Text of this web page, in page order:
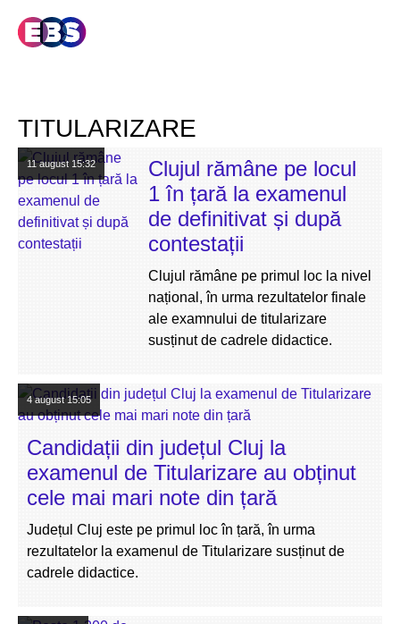
TITULARIZARE
11 august 15:32
Clujul rămâne pe locul
1 în țară la examenul
de definitivat și după
contestații
Clujul rămâne pe primul loc la nivel
național, în urma rezultatelor finale
ale examnului de titularizare
susținut de cadrele didactice.
4 august15:05
Candidații din județul Cluj la
examenul de Titularizare au obținut
cele mai mari note din țară
Județul Cluj este pe primul loc în țară, în urma
rezultatelor la examenul de Titularizare susținut de
cadrele didactice.